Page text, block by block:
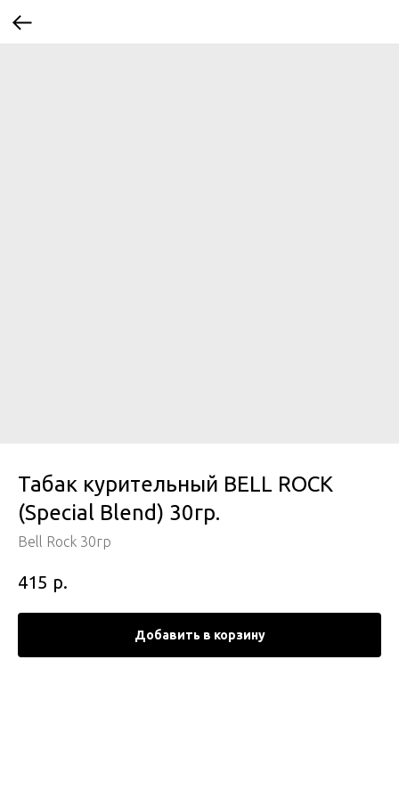
Табак курительный BELL ROCK
(Special Blend) 30гр.
Bell Rock 30гр
415 р.
Добавить в корзину